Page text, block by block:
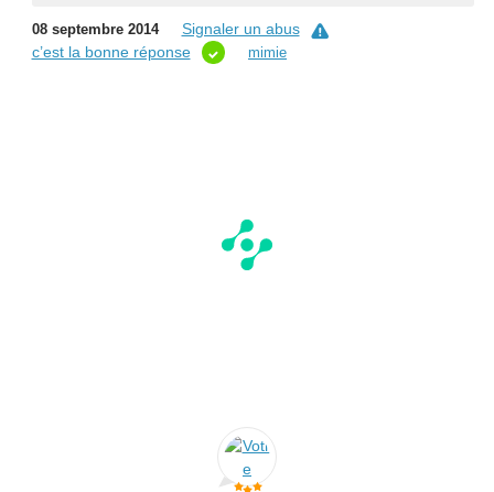
08 septembre 2014
Signaler un abus
c’est la bonne réponse
mimie